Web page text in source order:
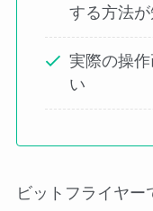
する方法
実際の操
い
ビットフライヤー